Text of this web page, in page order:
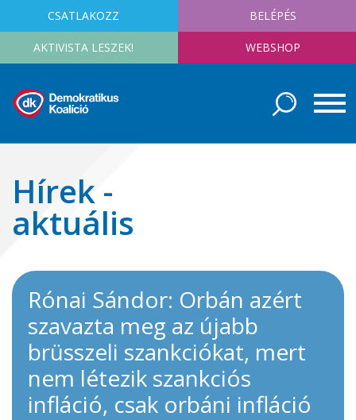
CSATLAKOZZ BELÉPÉS
AKTIVISTA LESZEK! WEBSHOP
Hírek -
aktuális
Rónai Sándor: Orbán azért
szavazta meg az újabb
brüsszeli szankciókat, mert
nem létezik szankciós
infláció, csak orbáni infláció